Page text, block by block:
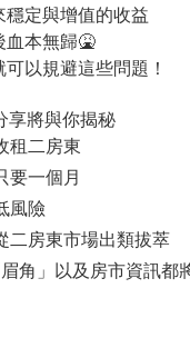
定與增值的收益
血本無歸🤮
以規避這些問題！
享將與你揭秘
租二房東
要一個月
風險
二房東市場出類拔萃
角」以及房市資訊都